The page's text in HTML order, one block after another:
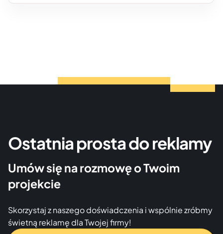
Ostatnia prosta do reklamy
Umów się na rozmowę o Twoim
projekcie
Skorzystaj z naszego doświadczenia i wspólnie zróbmy
świetną reklamę dla Twojej firmy!